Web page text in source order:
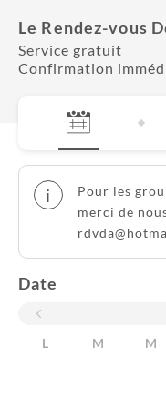
Le Rendez-vous
Service gratuit
Confirmation
i
Pour les
merci de
Date
L
M M